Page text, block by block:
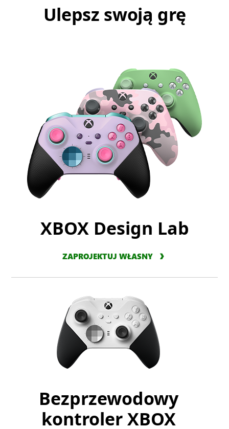
Ulepsz swoją grę
XBOX Design Lab
ZAPROJEKTUJ WŁASNY
Bezprzewodowy
kontroler XBOX